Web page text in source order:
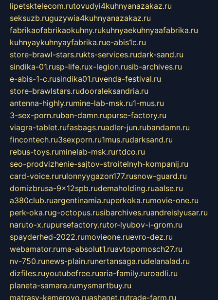
lipetsktelecom.rutovudyi4kuhnyanazakaz.ru
seksuzb.ruguzywia4kuhnyanazakaz.ru
fabrikaofabrikaokuhny.rukuhnyaekuhnyaafabrika.ru
kuhnyaykuhnyayfabrika.rue-abis1c.ru
store-brawl-stars.rukts-services.rudark-sand.ru
sindika-01.rusp-life.rux-legion.rusib-archives.ru
e-abis-1-c.rusindika01.ruvenda-festival.ru
store-brawlstars.rudooraleksandria.ru
antenna-highly.rumine-lab-msk.ru1-mus.ru
3-sex-porn.ruban-damn.rupurse-factory.ru
viagra-tablet.rufasbags.ruadler-jun.rubandamn.ru
fincontech.ru3sexporn.ru1mus.rudarksand.ru
rebus-toys.ruminelab-msk.rurtdco.ru
seo-prodvizhenie-sajtov-stroitelnyh-kompanij.ru
card-voice.rurulonnyygazon177.rusnow-guard.ru
domizbrusa-9x12spb.rudemaholding.ruaalse.ru
a380club.ruargentinamia.ruperkoka.rumovie-one.ru
perk-oka.rug-octopus.rusibarchives.ruandreislyusar.ru
naruto-x.rupursefactory.rutor-lyubov-i-grom.ru
spayderhed-2022.rumovieone.ruevro-dez.ru
webamator.ruma-absolut1.ruavtopomosch27.ru
nv-750.runews-plain.runertansaga.rudelanalad.ru
dizfiles.ruyoutubefree.ruaria-family.ruroadli.ru
planeta-samara.rumysmartbuy.ru
matrasy-kemerovo.ruashanet.rutrade-farm.ru